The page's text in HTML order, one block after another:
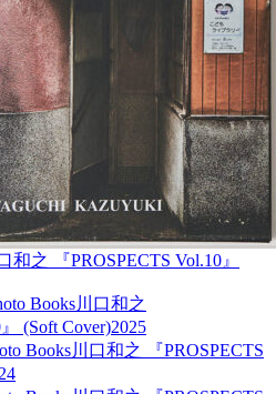
和之 『PROSPECTS Vol.10』
Books川口和之
(Soft Cover)2025
Books川口和之 『PROSPECTS